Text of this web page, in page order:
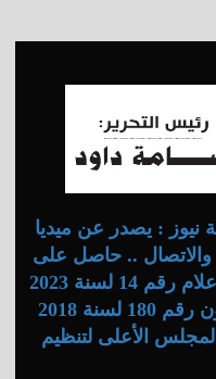
: يصدر عن ميديا
والاتصال .. حاصل على
ترخيص المجلس الأعلى لتنظيم الإعلام رقم 14 لسنة 2023
ويعمل وفقا لقراراته وطبقا للقانون رقم 180 لسنة 2018
الأعلى لتنظيم